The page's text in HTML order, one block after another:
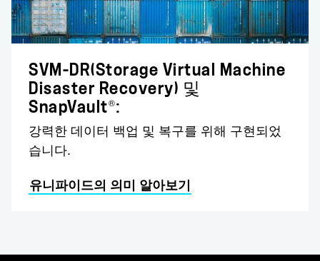
SVM-DR(Storage Virtual Machine
Disaster Recovery) 및
SnapVault®:
강력한 데이터 백업 및 복구를 위해 구현되었
습니다.
유니파이드의 의미 알아보기